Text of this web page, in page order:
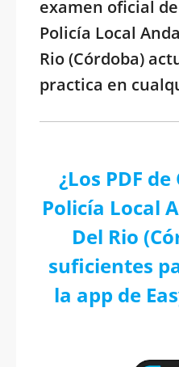
examen oficial
Policía Local
Rio (Córdoba)
practica en
¿Los PDF
Policía Local
Del Rio
suficientes
la app de